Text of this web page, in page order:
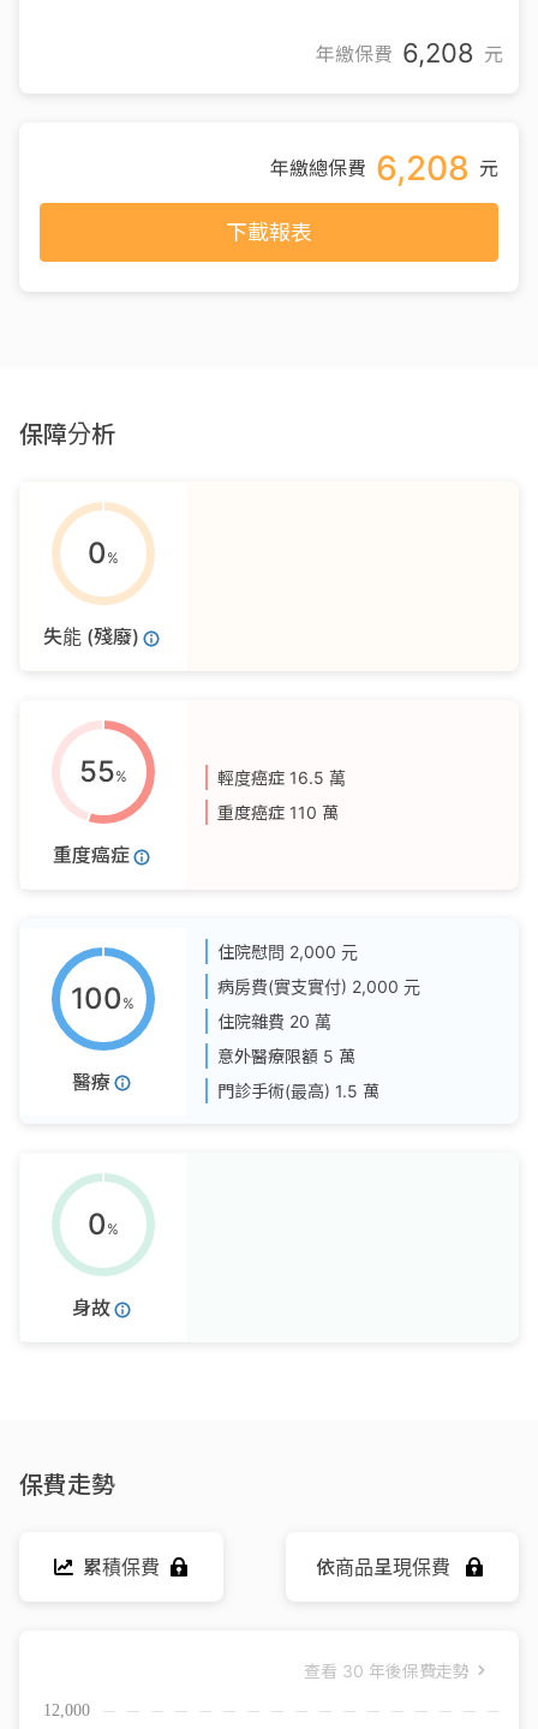
年繳保費 6,208 元
年繳總保費 6,208 元
下載報表
保障分析
0 %
失能 (殘廢)
55%
重度癌症
輕度癌症 16.5 萬
重度癌症 110 萬
100 %
醫療
住院慰問 2,000 元
病房費(實支實付) 2,000 元
住院雜費 20 萬
意外醫療限額 5 萬
門診手術(最高) 1.5 萬
0 %
身故
保費走勢
累積保費 依商品呈現保費
查看 30 年後保費走勢